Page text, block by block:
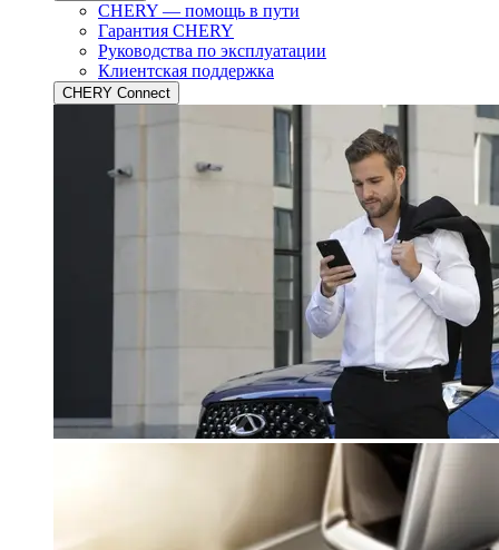
CHERY — помощь в пути
Гарантия CHERY
Руководства по эксплуатации
Клиентская поддержка
CHERY Connect